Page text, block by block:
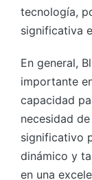
tecnología,
significativa
En general,
importante
capacidad
necesidad
significativo
dinámico y
en una